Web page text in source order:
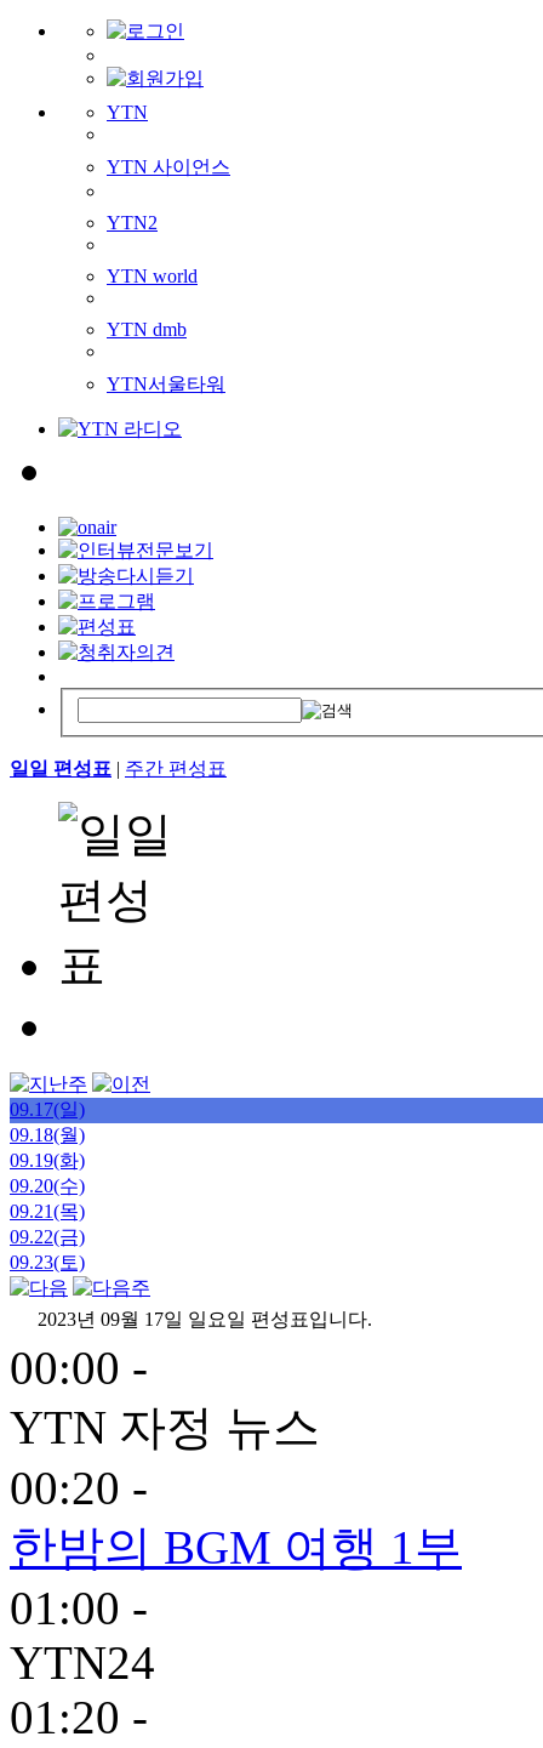
YTN
YTN 사이언스
YTN2
YTN world
YTN dmb
YTN서울타워
일일 편성표 | 주간 편성표
09.17(일)
09.18(월)
09.19(화)
09.20(수)
09.21(목)
09.22(금)
09.23(토)
2023년 09월 17일 일요일 편성표입니다.
00:00 -
YTN 자정 뉴스
00:20 -
한밤의 BGM 여행 1부
01:00 -
YTN24
01:20 -